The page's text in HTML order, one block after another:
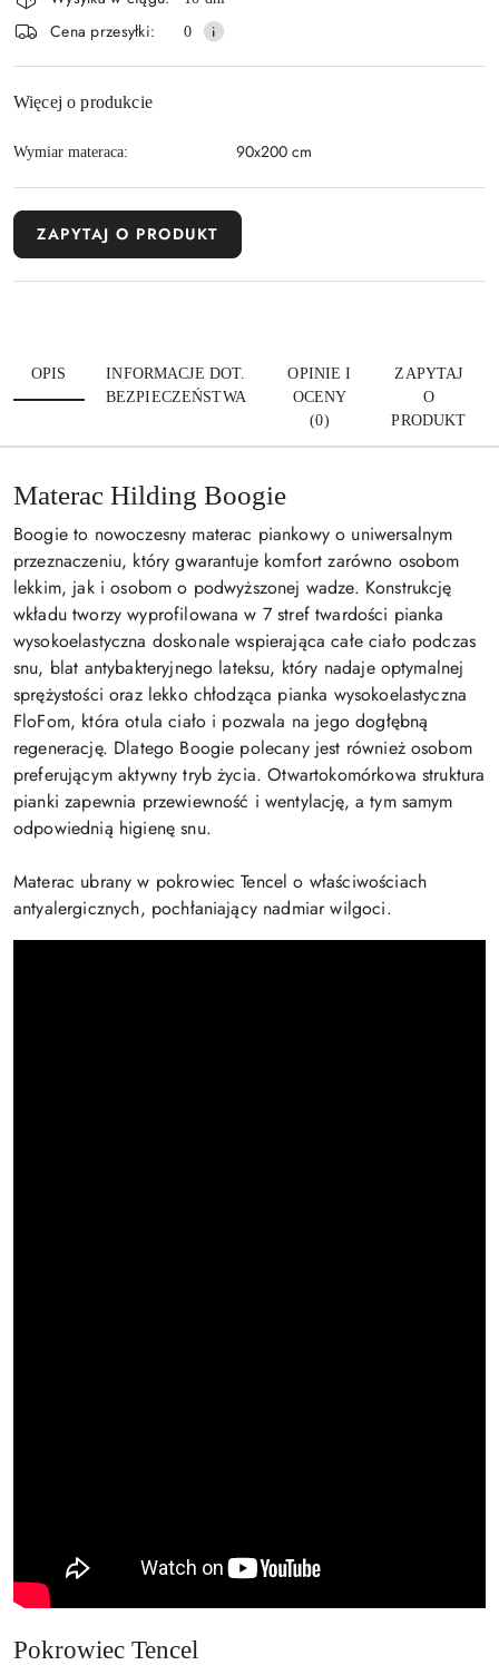
dostawaCena przesyłki: 0
Więcej o produkcie
Wymiar materaca: 90x200 cm
ZAPYTAJ O PRODUKT
OPIS
INFORMACJE DOT.
BEZPIECZEŃSTWA
OPINIE I
OCENY
(0)
ZAPYTAJ
O
PRODUKT
Materac Hilding Boogie
Boogie to nowoczesny materac piankowy o uniwersalnym
przeznaczeniu, który gwarantuje komfort zarówno osobom
lekkim, jak i osobom o podwyższonej wadze. Konstrukcję
wkładu tworzy wyprofilowana w 7 stref twardości pianka
wysokoelastyczna doskonale wspierająca całe ciało podczas
snu, blat antybakteryjnego lateksu, który nadaje optymalnej
sprężystości oraz lekko chłodząca pianka wysokoelastyczna
FloFom, która otula ciało i pozwala na jego dogłębną
regenerację. Dlatego Boogie polecany jest również osobom
preferującym aktywny tryb życia. Otwartokomórkowa struktura
pianki zapewnia przewiewność i wentylację, a tym samym
odpowiednią higienę snu.
Materac ubrany w pokrowiec Tencel o właściwościach
antyalergicznych, pochłaniający nadmiar wilgoci.
Pokrowiec Tencel